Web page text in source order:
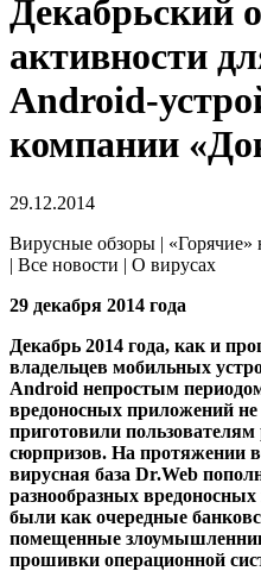
Декабрьский
активности
Android-
компании
29.12.2014
Вирусные обзоры |
| Все новости | О вирусах
29 декабря 2014 года
Декабрь 2014 года, как и
владельцев мобильных
Android непростым
вредоносных приложений не
приготовили пользователям
сюрпризов. На протяжении
вирусная база Dr.Web
разнообразных
были как очередные
помещенные
прошивки операционной